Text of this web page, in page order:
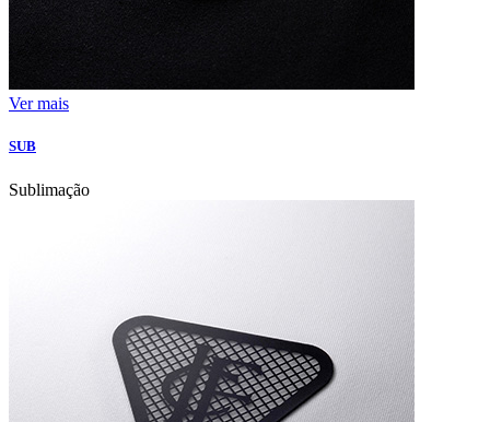
Ver mais
SUB
Sublimação